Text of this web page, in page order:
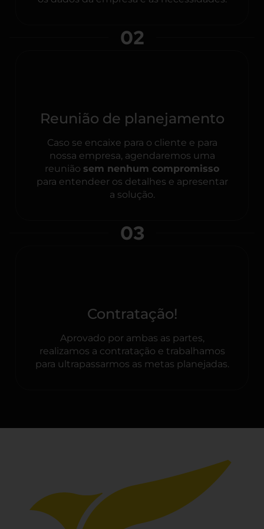
02
Reunião de planejamento
Caso se encaixe para o cliente e para
nossa empresa, agendaremos uma
reunião sem nenhum compromisso
para entendeer os detalhes e apresentar
a solução.
03
Contratação!
Aprovado por ambas as partes,
realizamos a contratação e trabalhamos
para ultrapassarmos as metas planejadas.